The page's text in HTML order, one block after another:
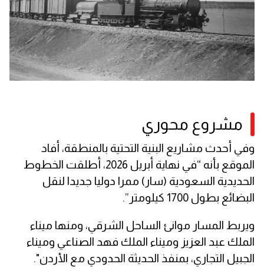
مشروع محوري
وفي أحدث مشاريع البنية التحتية بالمنطقة، أفاد
الموقع بأنه “في نهاية أبريل 2026، أطلقت الخطوط
الحديدية السعودية (سار) ممرا دوليا جديدا لنقل
البضائع بطول 1700 كيلومتر”.
ويربط المسار موانئ الساحل الشرقي، ومنها ميناء
الملك عبد العزيز وميناء الملك فهد الصناعي وميناء
الجبيل التجاري، بمنفذ الحديثة الحدودي مع الأردن".